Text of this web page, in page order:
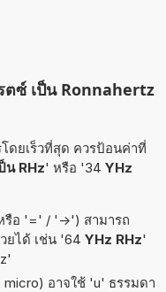
ตซ์ เป็น Ronnahertz
ดยเร็วที่สุด ควรป้อนค่าที่
น RHz' หรือ '34 YHz
อ '=' / '->') สามารถ
ยได้ เช่น '64 YHz RHz'
อาจใช้ 'u' ธรรมดา